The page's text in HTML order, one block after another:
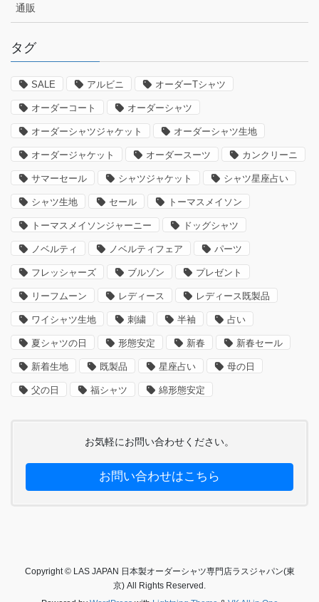
通販
タグ
SALE アルビニ オーダーTシャツ
オーダーコート オーダーシャツ
オーダーシャツジャケット オーダーシャツ生地
オーダージャケット オーダースーツ カンクリーニ
サマーセール シャツジャケット シャツ星座占い
シャツ生地 セール トーマスメイソン
トーマスメイソンジャーニー ドッグシャツ
ノベルティ ノベルティフェア パーツ
フレッシャーズ ブルゾン プレゼント
リーフムーン レディース レディース既製品
ワイシャツ生地 刺繍 半袖 占い
夏シャツの日 形態安定 新春 新春セール
新着生地 既製品 星座占い 母の日
父の日 福シャツ 綿形態安定
お気軽にお問い合わせください。
お問い合わせはこちら
Copyright © LAS JAPAN 日本製オーダーシャツ専門店ラスジャパン(東
京) All Rights Reserved.